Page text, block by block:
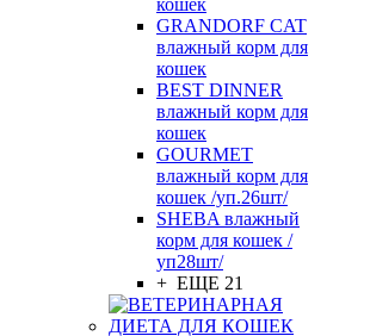
кошек
GRANDORF CAT
влажный корм для
кошек
BEST DINNER
влажный корм для
кошек
GOURMET
влажный корм для
кошек /уп.26шт/
SHEBA влажный
корм для кошек /
уп28шт/
+ ЕЩЕ 21